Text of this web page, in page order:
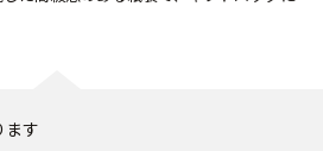
ます